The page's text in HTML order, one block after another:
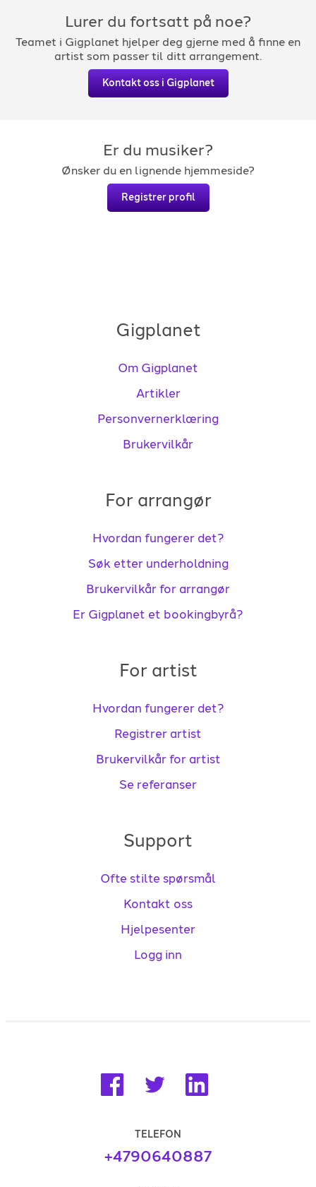
Lurer du fortsatt på noe?
Teamet i Gigplanet hjelper deg gjerne med å finne en
artist som passer til ditt arrangement.
Kontakt oss i Gigplanet
Er du musiker?
Ønsker du en lignende hjemmeside?
Registrer profil
Gigplanet
Om Gigplanet
Artikler
Personvernerklæring
Brukervilkår
For arrangør
Hvordan fungerer det?
Søk etter underholdning
Brukervilkår for arrangør
Er Gigplanet et bookingbyrå?
For artist
Hvordan fungerer det?
Registrer artist
Brukervilkår for artist
Se referanser
Support
Ofte stilte spørsmål
Kontakt oss
Hjelpesenter
Logg inn
TELEFON
+4790640887